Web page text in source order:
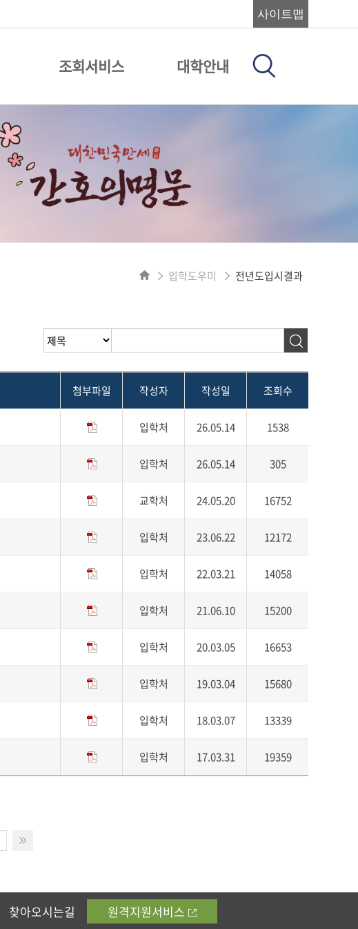
사이트맵
조회서비스 대학안내
입학도우미 전년도입시결과
첨부파일 작성자 작성일 조회수
입학처 26.05.14 1538
입학처 26.05.14 305
교학처 24.05.20 16752
입학처 23.06.22 12172
입학처 22.03.21 14058
입학처 21.06.10 15200
입학처 20.03.05 16653
입학처 19.03.04 15680
입학처 18.03.07 13339
입학처 17.03.31 19359
찾아오시는길 원격지원서비스